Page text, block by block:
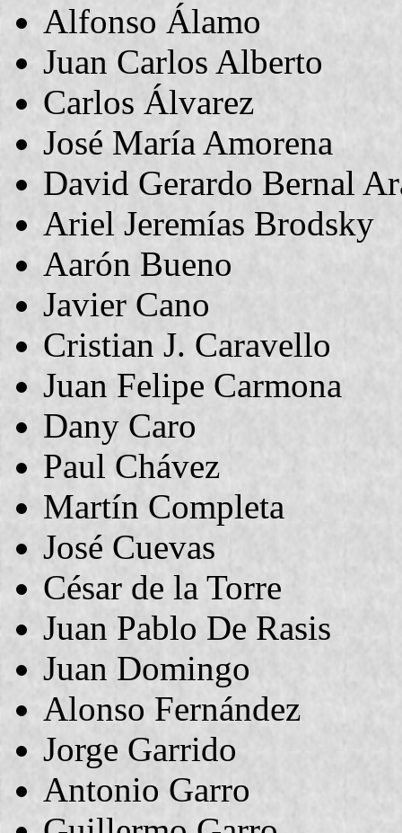
Alfonso Álamo
Juan Carlos Alberto
Carlos Álvarez
José María Amorena
David Gerardo Bernal
Ariel Jeremías Brodsky
Aarón Bueno
Javier Cano
Cristian J. Caravello
Juan Felipe Carmona
Dany Caro
Paul Chávez
Martín Completa
José Cuevas
César de la Torre
Juan Pablo De Rasis
Juan Domingo
Alonso Fernández
Jorge Garrido
Antonio Garro